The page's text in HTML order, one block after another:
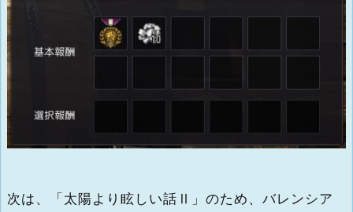
次は、「太陽より眩しい話Ⅱ」のため、バレンシア